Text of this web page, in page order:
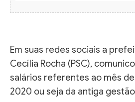
Em suas redes sociais a
Cecília Rocha (PSC),
salários referentes ao mês
2020 ou seja da antiga